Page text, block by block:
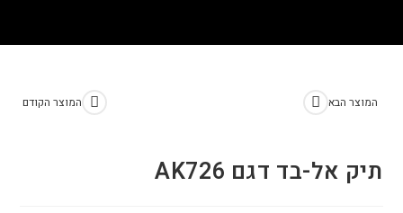
המוצר הקודם המוצר הבא
תיק אל-בד דגם AK726